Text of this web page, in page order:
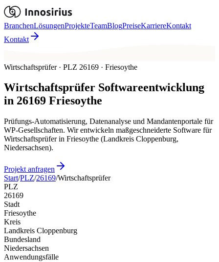
BranchenLösungenProjekteTeamBlogPreiseKarriereKontakt
Kontakt
Wirtschaftsprüfer · PLZ 26169 · Friesoythe
Wirtschaftsprüfer Softwareentwicklung
in 26169 Friesoythe
Prüfungs-Automatisierung, Datenanalyse und Mandantenportale für
WP-Gesellschaften. Wir entwickeln maßgeschneiderte Software für
Wirtschaftsprüfer in Friesoythe (Landkreis Cloppenburg,
Niedersachsen).
Projekt anfragen
Start/PLZ/26169/Wirtschaftsprüfer
PLZ
26169
Stadt
Friesoythe
Kreis
Landkreis Cloppenburg
Bundesland
Niedersachsen
Anwendungsfälle